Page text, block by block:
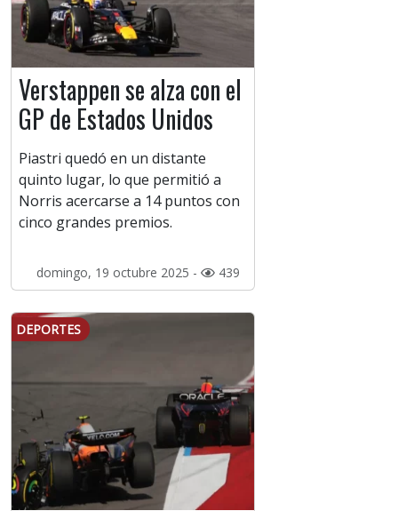
Verstappen se alza con el
GP de Estados Unidos
Piastri quedó en un distante
quinto lugar, lo que permitió a
Norris acercarse a 14 puntos con
cinco grandes premios.
domingo, 19 octubre 2025 - 439
DEPORTES